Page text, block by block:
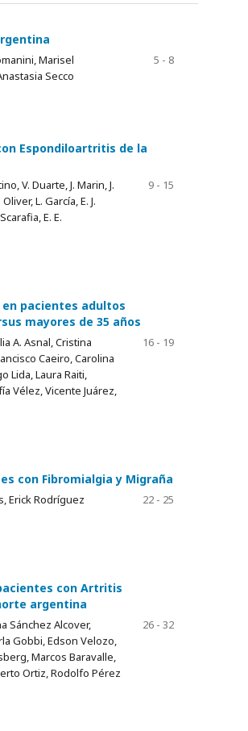
Marisel
Secco
5 - 8
Espondiloartritis de la
V. Duarte, J. Marin, J.
L. García, E. J.
E. E.
9 - 15
en pacientes adultos
mayores de 35 años
A. Asnal, Cristina
Caeiro, Carolina
Lida, Laura Raiti,
Vélez, Vicente Juárez,
16 - 19
con Fibromialgia y Migraña
Erick Rodríguez
22 - 25
con Artritis
argentina
Sánchez Alcover,
Gobbi, Edson Velozo,
Marcos Baravalle,
Ortiz, Rodolfo Pérez
26 - 32